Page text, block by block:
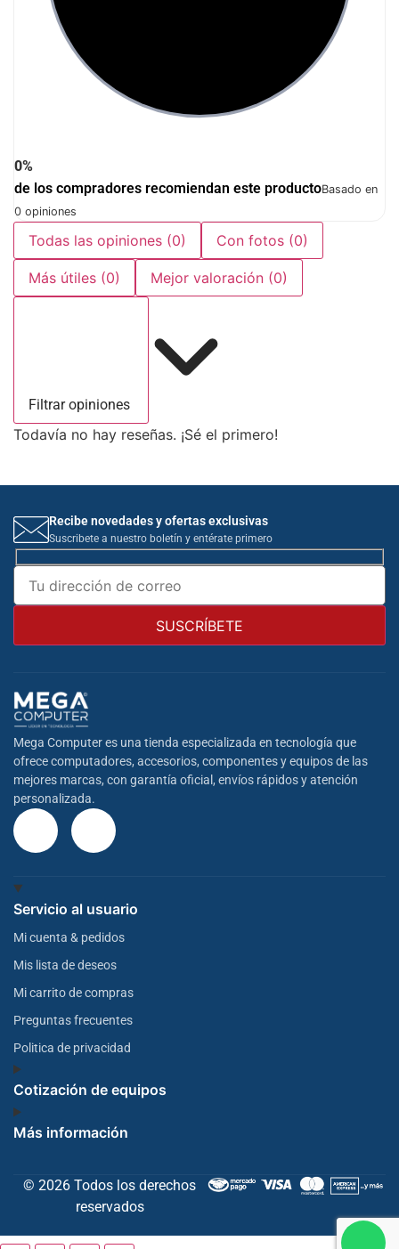
0%
de los compradores recomiendan este productoBasado en
0 opiniones
Todas las opiniones (0) Con fotos (0)
Más útiles (0) Mejor valoración (0)
Filtrar opiniones
Todavía no hay reseñas. ¡Sé el primero!
Recibe novedades y ofertas exclusivas
Suscribete a nuestro boletín y entérate primero
Mega Computer es una tienda especializada en tecnología que
ofrece computadores, accesorios, componentes y equipos de las
mejores marcas, con garantía oficial, envíos rápidos y atención
personalizada.
Servicio al usuario
Mi cuenta & pedidos
Mis lista de deseos
Mi carrito de compras
Preguntas frecuentes
Politica de privacidad
Cotización de equipos
Más información
© 2026 Todos los derechos
reservados